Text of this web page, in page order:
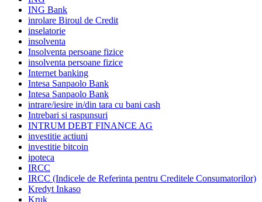
ING Bank
inrolare Biroul de Credit
inselatorie
insolventa
Insolventa persoane fizice
insolventa persoane fizice
Internet banking
Intesa Sanpaolo Bank
Intesa Sanpaolo Bank
intrare/iesire in/din tara cu bani cash
Intrebari si raspunsuri
INTRUM DEBT FINANCE AG
investitie actiuni
investitie bitcoin
ipoteca
IRCC
IRCC (Indicele de Referinta pentru Creditele Consumatorilor)
Kredyt Inkaso
Kruk